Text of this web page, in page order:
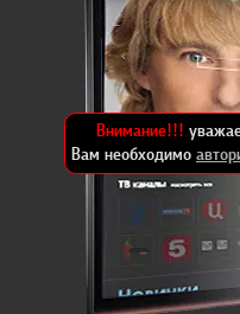
Внимание!!!
Вам необходимо